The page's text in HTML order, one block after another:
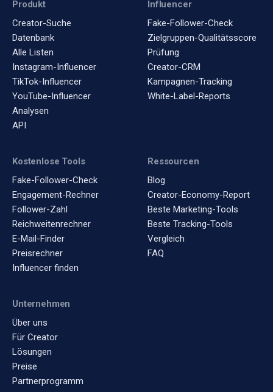
Produkt
Creator-Suche
Datenbank
Alle Listen
Instagram-Influencer
TikTok-Influencer
YouTube-Influencer
Analysen
API
Influencer
Fake-Follower-Check
Zielgruppen-Qualitätsscore
Prüfung
Creator-CRM
Kampagnen-Tracking
White-Label-Reports
Kostenlose Tools
Fake-Follower-Check
Engagement-Rechner
Follower-Zahl
Reichweitenrechner
E-Mail-Finder
Preisrechner
Influencer finden
Ressourcen
Blog
Creator-Economy-Report
Beste Marketing-Tools
Beste Tracking-Tools
Vergleich
FAQ
Unternehmen
Über uns
Für Creator
Lösungen
Preise
Partnerprogramm